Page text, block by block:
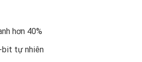
hơn 40%
bit tự nhiên